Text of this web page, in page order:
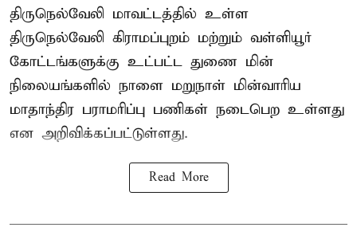
திருநெல்வேலி மாவட்டத்தில் உள்ள
திருநெல்வேலி கிராமப்புறம் மற்றும் வள்ளியூர்
கோட்டங்களுக்கு உட்பட்ட துணை மின்
நிலையங்களில் நாளை மறுநாள் மின்வாரிய
மாதாந்திர பராமரிப்பு பணிகள் நடைபெற உள்ளது
என அறிவிக்கப்பட்டுள்ளது.
Read More